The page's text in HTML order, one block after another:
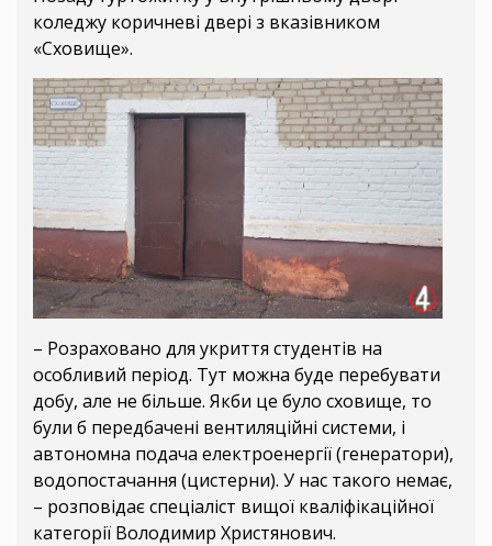
коледжу коричневі двері з вказівником
«Сховище».
– Розраховано для укриття студентів на
особливий період. Тут можна буде перебувати
добу, але не більше. Якби це було сховище, то
були б передбачені вентиляційні системи, і
автономна подача електроенергії (генератори),
водопостачання (цистерни). У нас такого немає,
– розповідає спеціаліст вищої кваліфікаційної
категорії Володимир Христянович.